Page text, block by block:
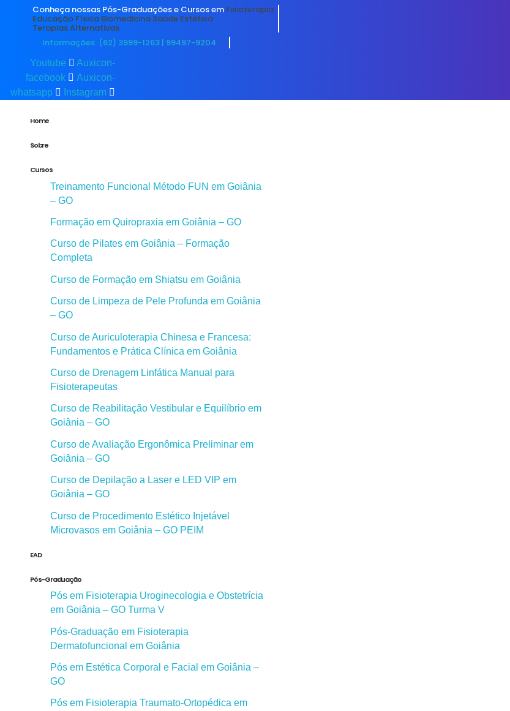
Conheça nossas Pós-Graduações e Cursos em Fisioterapia
Educação Física Biomedicina Saúde Estética
Terapias Alternativas
Informações: (62) 3999-1263 | 99497-9204
Youtube
Auxicon-
facebook
Auxicon-
whatsapp
Instagram
Home
Sobre
Cursos
Treinamento Funcional Método FUN em Goiânia
– GO
Formação em Quiropraxia em Goiânia – GO
Curso de Pilates em Goiânia – Formação
Completa
Curso de Formação em Shiatsu em Goiânia
Curso de Limpeza de Pele Profunda em Goiânia
– GO
Curso de Auriculoterapia Chinesa e Francesa:
Fundamentos e Prática Clínica em Goiânia
Curso de Drenagem Linfática Manual para
Fisioterapeutas
Curso de Reabilitação Vestibular e Equilíbrio em
Goiânia – GO
Curso de Avaliação Ergonômica Preliminar em
Goiânia – GO
Curso de Depilação a Laser e LED VIP em
Goiânia – GO
Curso de Procedimento Estético Injetável
Microvasos em Goiânia – GO PEIM
EAD
Pós-Graduação
Pós em Fisioterapia Uroginecologia e Obstetrícia
em Goiânia – GO Turma V
Pós-Graduação em Fisioterapia
Dermatofuncional em Goiânia
Pós em Estética Corporal e Facial em Goiânia –
GO
Pós em Fisioterapia Traumato-Ortopédica em